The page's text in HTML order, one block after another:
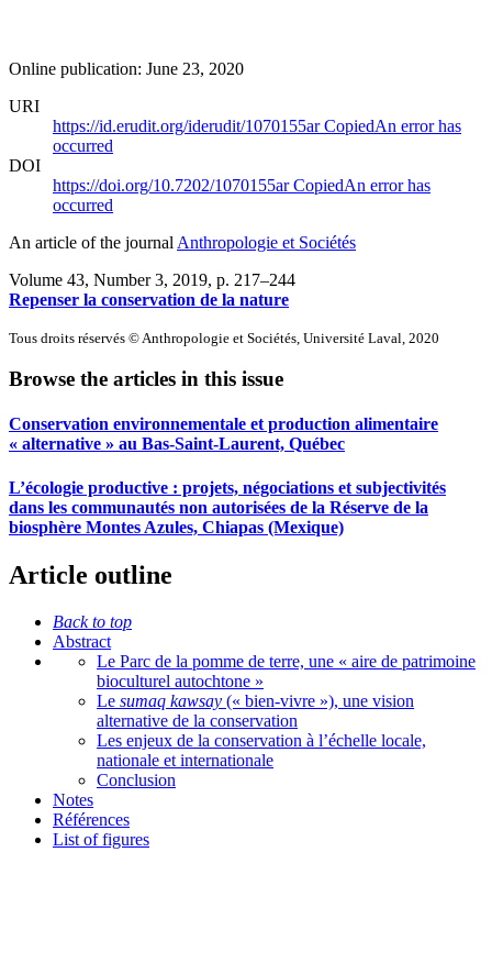
Online publication: June 23, 2020
URI
https://id.erudit.org/iderudit/1070155arCopiedAn error has
occurred
DOI
https://doi.org/10.7202/1070155arCopiedAn error has
occurred
An article of the journal Anthropologie et Sociétés
Volume 43, Number 3, 2019, p. 217–244
Repenser la conservation de la nature
Tous droits réservés © Anthropologie et Sociétés, Université Laval, 2020
Browse the articles in this issue
Conservation environnementale et production alimentaire
« alternative » au Bas-Saint-Laurent, Québec
L’écologie productive : projets, négociations et subjectivités
dans les communautés non autorisées de la Réserve de la
biosphère Montes Azules, Chiapas (Mexique)
Article outline
Back to top
Abstract
Le Parc de la pomme de terre, une « aire de patrimoine
bioculturel autochtone »
Le sumaq kawsay (« bien-vivre »), une vision
alternative de la conservation
Les enjeux de la conservation à l’échelle locale,
nationale et internationale
Conclusion
Notes
Références
List of figures